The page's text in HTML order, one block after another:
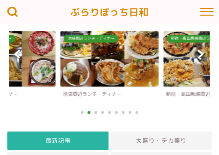
ぶらりぼっち日和
ナー
ィナー
池袋周辺ランチ・ディナー
池袋周辺ランチ・ディナー
新宿・高田馬場周辺ランチ
新宿・高田馬場周辺ラ
最新記事 大盛り・デカ盛り